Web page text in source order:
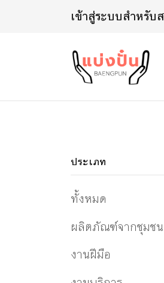
เข้าสู่ระบบสำหรับ
ประเภท
ทั้งหมด
ผลิตภัณฑ์จากชุมชน
งานฝีมือ